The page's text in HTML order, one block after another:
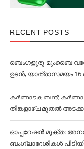
RECENT POSTS
ബെംഗളൂരു-മുംബൈ വന്ദേ
ഉടൻ, യാത്രാസമയം
കര്‍ണാടക ബന്ദ്;
തിങ്കളാഴ്ച മുതല്‍
ഓപ്പറേഷൻ മുക്ത:
ബംഗ്ലാദേശികള്‍